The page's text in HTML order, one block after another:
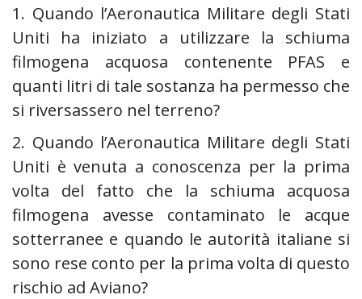
1. Quando l’Aeronautica Militare degli Stati
Uniti ha iniziato a utilizzare la schiuma
filmogena acquosa contenente PFAS e
quanti litri di tale sostanza ha permesso che
si riversassero nel terreno?
2. Quando l’Aeronautica Militare degli Stati
Uniti è venuta a conoscenza per la prima
volta del fatto che la schiuma acquosa
filmogena avesse contaminato le acque
sotterranee e quando le autorità italiane si
sono rese conto per la prima volta di questo
rischio ad Aviano?